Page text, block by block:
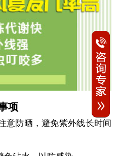
项
意防晒，避免紫外线长时间